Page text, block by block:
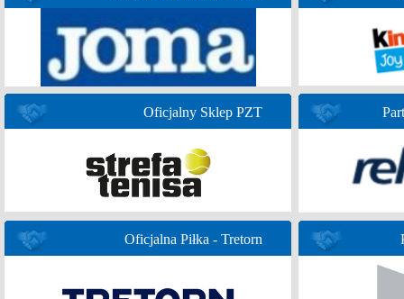
Oficjalny Sklep PZT
Oficjalna Piłka - Tretorn